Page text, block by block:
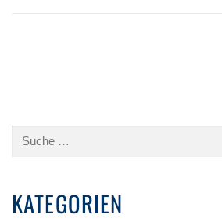
Suche
KATEGORIEN